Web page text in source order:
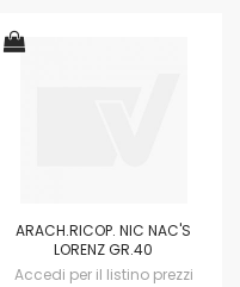
ARACH.RICOP. NIC NAC'S
LORENZ GR.40
Accedi per il listino prezzi